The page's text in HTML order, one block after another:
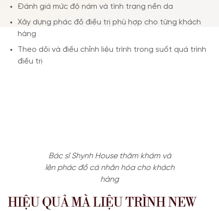
Đánh giá mức độ nám và tình trạng nền da
Xây dựng phác đồ điều trị phù hợp cho từng khách
hàng
Theo dõi và điều chỉnh liệu trình trong suốt quá trình
điều trị
Bác sĩ Shynh House thăm khám và
lên phác đồ cá nhân hóa cho khách
hàng
HIỆU QUẢ MÀ LIỆU TRÌNH NEW